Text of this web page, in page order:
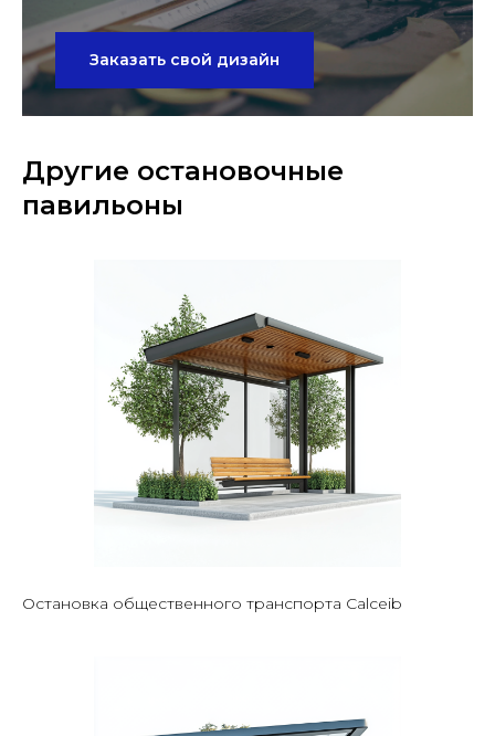
Заказать свой дизайн
Другие остановочные
павильоны
Остановка общественного транспорта Calceib